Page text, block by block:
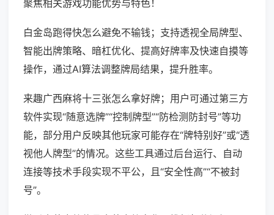
聚焦相关游戏功能优势与特色！
白金岛跑得快怎么避免不输钱；支持透视全局牌型、
智能出牌策略、暗杠优化、提高好牌率及快速自摸等
操作，通过AI算法调整牌局结果，提升胜率。
来趣广西麻将十三张怎么拿好牌；用户可通过第三方
软件实现“随意选牌”“控制牌型”“防检测防封号”等功
能，部分用户反映其他玩家可能存在“牌特别好”或“透
视他人牌型”的情况。这些工具通过后台运行、自动
连接等技术手段实现不平公，且“安全性高”“不被封
号”。